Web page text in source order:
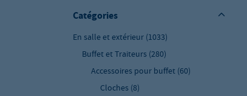
Catégories
En salle et extérieur (1033)
Buffet et Traiteurs (280)
Accessoires pour buffet (60)
Cloches (8)